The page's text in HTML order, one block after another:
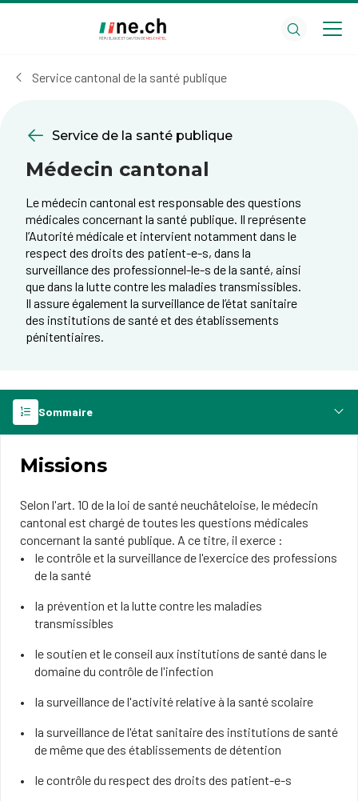
cookies
Service cantonal de la santé publique
Service de la santé publique
Médecin cantonal
Le médecin cantonal est responsable des questions
médicales concernant la santé publique. Il représente
l’Autorité médicale et intervient notamment dans le
respect des droits des patient-e-s, dans la
surveillance des professionnel-le-s de la santé, ainsi
que dans la lutte contre les maladies transmissibles.
Il assure également la surveillance de l’état sanitaire
des institutions de santé et des établissements
pénitentiaires.
Sommaire
Missions
Selon l'art. 10 de la loi de santé neuchâteloise, le médecin
cantonal est chargé de toutes les questions médicales
concernant la santé publique. A ce titre, il exerce :
le contrôle et la surveillance de l'exercice des professions
de la santé
la prévention et la lutte contre les maladies
transmissibles
le soutien et le conseil aux institutions de santé dans le
domaine du contrôle de l'infection
la surveillance de l'activité relative à la santé scolaire
la surveillance de l'état sanitaire des institutions de santé
de même que des établissements de détention
le contrôle du respect des droits des patient-e-s